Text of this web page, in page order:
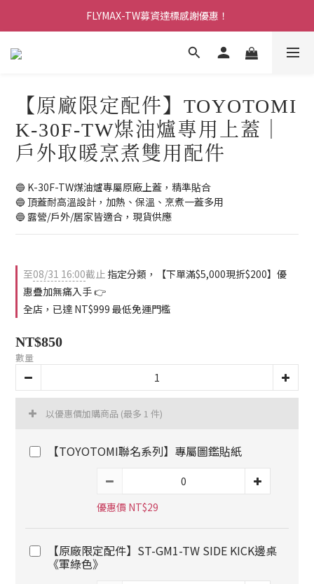
加入會員享$100購物金
FLYMAX-TW募資達標感謝優惠！
加入會員享$100購物金
【原廠限定配件】TOYOTOMI
K-30F-TW煤油爐專用上蓋｜
戶外取暖烹煮雙用配件
🔵 K-30F-TW煤油爐專屬原廠上蓋，精準貼合
🔵 頂蓋耐高溫設計，加熱、保溫、烹煮一蓋多用
🔵 露營/戶外/居家皆適合，現貨供應
至08/31 16:00截止 指定分類，【下單滿$5,000現折$200】優
惠疊加無痛入手 👉
全店，已達 NT$999 最低免運門檻
NT$850
數量
以優惠價加購商品 (最多 1 件)
【TOYOTOMI聯名系列】專屬圖鑑貼紙
優惠價 NT$29
【原廠限定配件】ST-GM1-TW SIDE KICK邊桌
《軍綠色》